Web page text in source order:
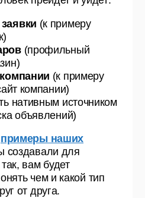
(к примеру
(профильный
(к примеру
компании)
нативным источником
объявлений)
примеры наших
создавали для
вам будет
чем и какой тип
от друга.